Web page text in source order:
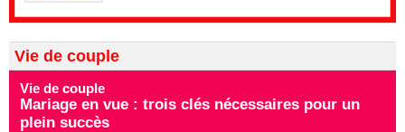
Vie de couple
Vie de couple
Mariage en vue : trois clés nécessaires pour un
plein succès